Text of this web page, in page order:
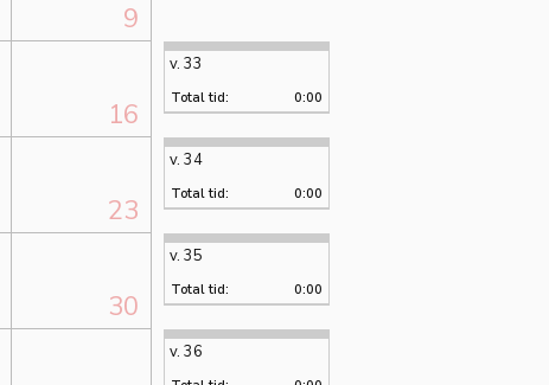
9
16
v. 33
Total tid: 0:00
23
v. 34
Total tid: 0:00
30
v. 35
Total tid: 0:00
v. 36